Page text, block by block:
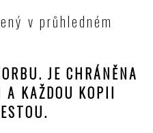
v průhledném
JE CHRÁNĚNA
A KAŽDOU KOPII